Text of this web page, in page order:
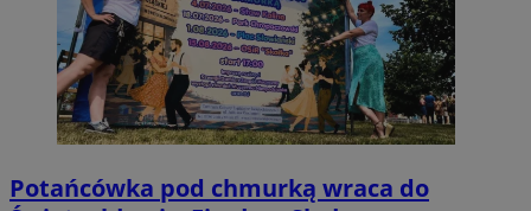
Potańcówka pod chmurką wraca do